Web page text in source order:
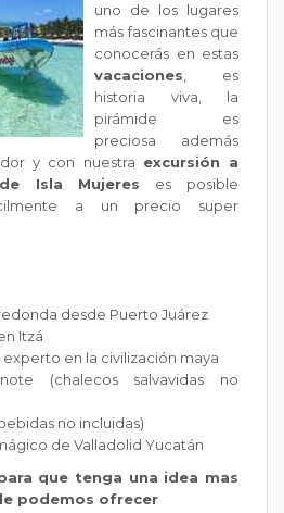
uno de los lugares
más fascinantes que
conocerás en estas
vacaciones , es
historia viva, la
pirámide es
preciosa además
y con nuestra excursión a
Isla Mujeres es posible
a un precio super
desde Puerto Juárez
Itzá
en la civilización maya
(chalecos salvavidas no
no incluidas)
de Valladolid Yucatán
que tenga una idea mas
podemos ofrecer